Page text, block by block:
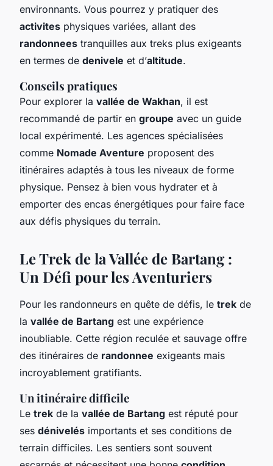
environnants. Vous pourrez y pratiquer des
activites physiques variées, allant des
randonnees tranquilles aux treks plus exigeants
en termes de denivele et d’altitude.
Conseils pratiques
Pour explorer la vallée de Wakhan, il est
recommandé de partir en groupe avec un guide
local expérimenté. Les agences spécialisées
comme Nomade Aventure proposent des
itinéraires adaptés à tous les niveaux de forme
physique. Pensez à bien vous hydrater et à
emporter des encas énergétiques pour faire face
aux défis physiques du terrain.
Le Trek de la Vallée de Bartang :
Un Défi pour les Aventuriers
Pour les randonneurs en quête de défis, le trek de
la vallée de Bartang est une expérience
inoubliable. Cette région reculée et sauvage offre
des itinéraires de randonnee exigeants mais
incroyablement gratifiants.
Un itinéraire difficile
Le trek de la vallée de Bartang est réputé pour
ses dénivelés importants et ses conditions de
terrain difficiles. Les sentiers sont souvent